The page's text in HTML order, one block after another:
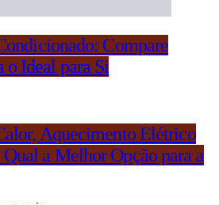
Compare
o Ideal para Si
Aquecimento Elétrico
a Melhor Opção para a